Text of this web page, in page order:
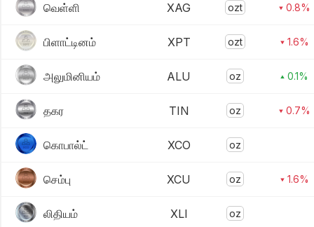
வெள்ளி XAG ozt ▾ 0.8%
பிளாட்டினம் XPT ozt ▾ 1.6%
அலுமினியம் ALU oz ▴ 0.1%
தகர TIN oz ▾ 0.7%
கொபால்ட் XCO oz
செம்பு XCU oz ▾ 1.6%
லிதியம் XLI oz